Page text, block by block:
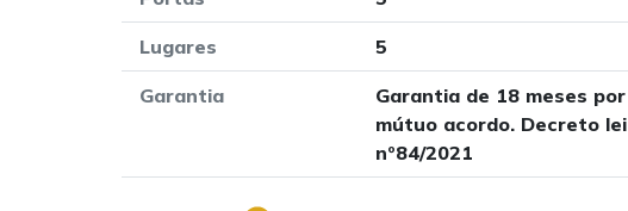
Lugares 5
Garantia
Garantia de 18 meses por
mútuo acordo. Decreto lei
nº84/2021